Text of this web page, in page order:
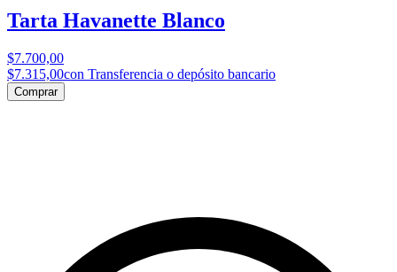
Tarta Havanette Blanco
$7.700,00
$7.315,00con Transferencia o depósito bancario
Comprar